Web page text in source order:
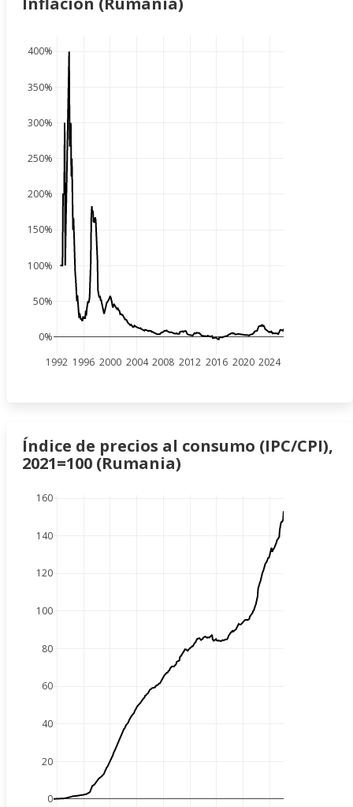
1992 1996 2000 2004 2008 2012 2016 2020 2024
0%
50%
100%
150%
200%
250%
300%
350%
400%
Índice de precios al consumo (IPC/CPI),
2021=100 (Rumania)
0
20
40
60
80
100
120
140
160